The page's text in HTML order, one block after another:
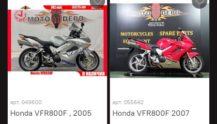
арт. 049600
Honda VFR800F , 2005
арт. 055642
Honda VFR800F 2007